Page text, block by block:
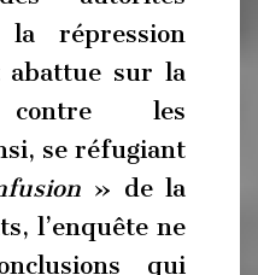
répression
abattue sur la
contre les
se réfugiant
» de la
l’enquête ne
qui